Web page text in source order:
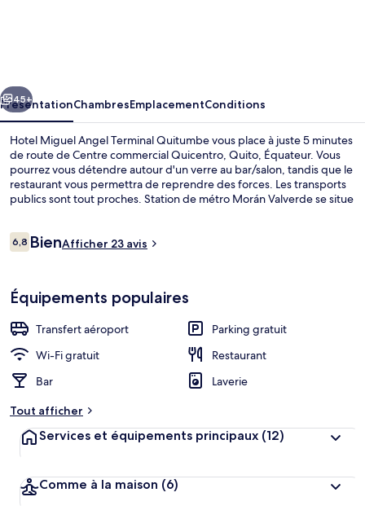
Quitumbe
Suivant
45+
PrésentationChambresEmplacementConditions
Hotel Miguel Angel Terminal Quitumbe vous place à juste 5 minutes
de route de Centre commercial Quicentro, Quito, Équateur. Vous
pourrez vous détendre autour d'un verre au bar/salon, tandis que le
restaurant vous permettra de reprendre des forces. Les transports
publics sont tout proches. Station de métro Morán Valverde se situe
Avis
voyageurs
6,86,8 sur 10
BienAfficher 23 avis
Équipements populaires
Transfert aéroport
Parking gratuit
Wi-Fi gratuit
Restaurant
Bar
Laverie
Tout afficher
Services et équipements principaux (12)
Comme à la maison (6)